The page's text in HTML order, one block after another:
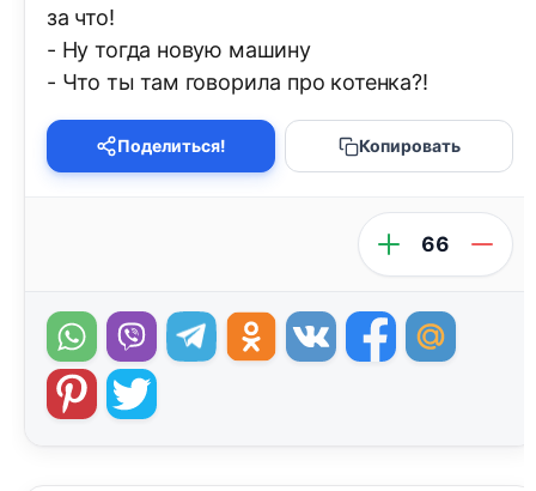
за что!
- Ну тогда новую машину
- Что ты там говорила про котенка?!
Поделиться! Копировать
66